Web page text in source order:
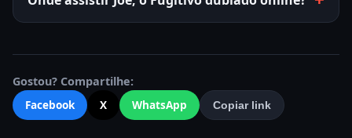
Gostou? Compartilhe:
Facebook
X WhatsApp Copiar link